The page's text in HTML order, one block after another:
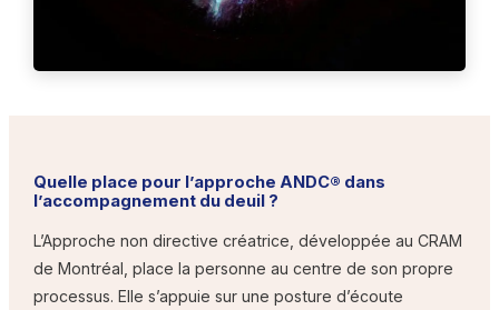
Quelle place pour l’approche ANDC® dans
l’accompagnement du deuil ?
L’Approche non directive créatrice, développée au CRAM
de Montréal, place la personne au centre de son propre
processus. Elle s’appuie sur une posture d’écoute